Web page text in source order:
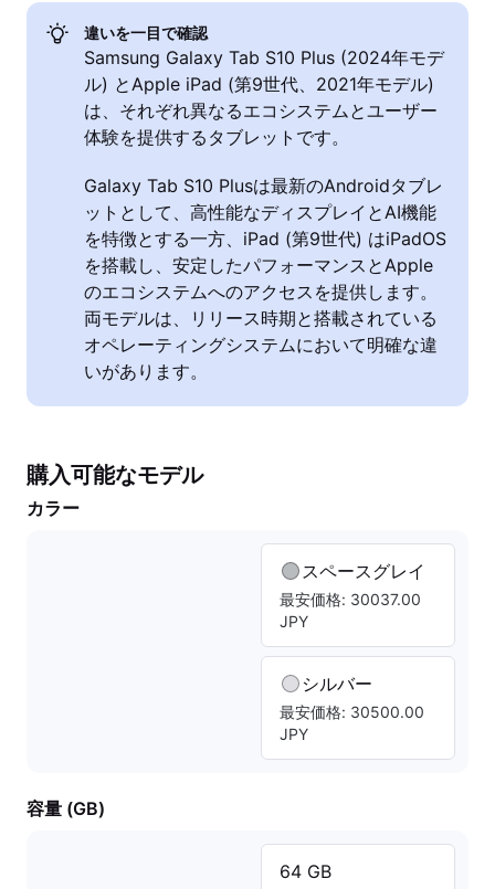
違いを一目で確認
Samsung Galaxy Tab S10 Plus (2024年モデ
ル) とApple iPad (第9世代、2021年モデル)
は、それぞれ異なるエコシステムとユーザー
体験を提供するタブレットです。
Galaxy Tab S10 Plusは最新のAndroidタブレ
ットとして、高性能なディスプレイとAI機能
を特徴とする一方、iPad (第9世代) はiPadOS
を搭載し、安定したパフォーマンスとApple
のエコシステムへのアクセスを提供します。
両モデルは、リリース時期と搭載されている
オペレーティングシステムにおいて明確な違
いがあります。
購入可能なモデル
カラー
スペースグレイ
最安価格: 30037.00
JPY
シルバー
最安価格: 30500.00
JPY
容量 (GB)
64 GB